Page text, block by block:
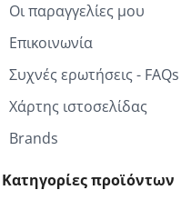
Οι παραγγελίες μου
Επικοινωνία
Συχνές ερωτήσεις - FAQs
Χάρτης ιστοσελίδας
Brands
Κατηγορίες προϊόντων